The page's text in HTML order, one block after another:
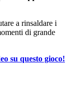
a rinsaldare i
di grande
su questo gioco!